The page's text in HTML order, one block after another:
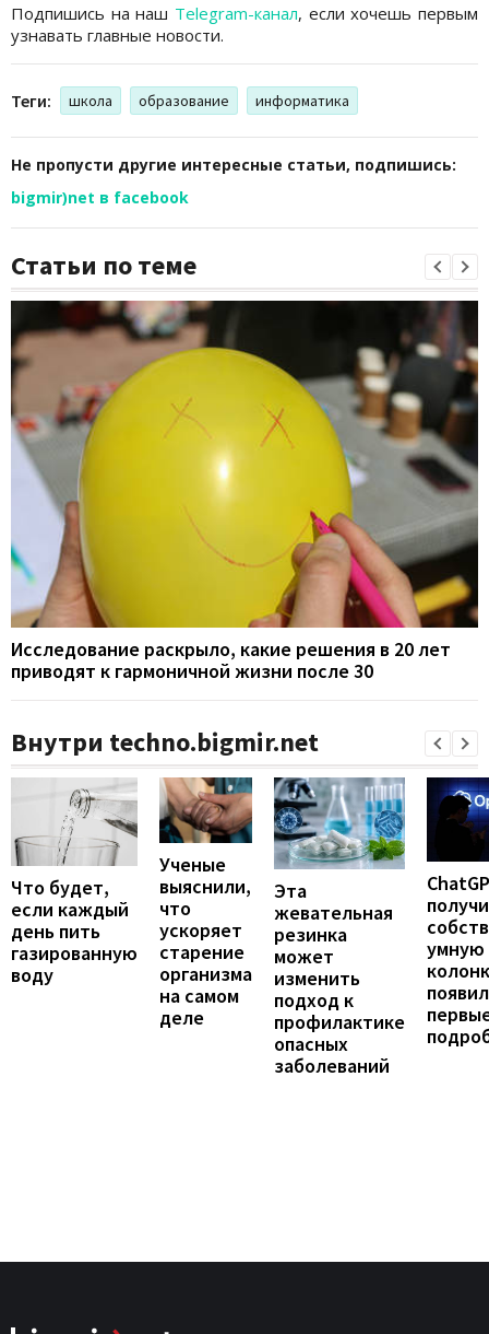
Подпишись на наш Telegram-канал, если хочешь первым
узнавать главные новости.
Теги: школа образование информатика
Не пропусти другие интересные статьи, подпишись:
bigmir)net в facebook
Статьи по теме
Исследование раскрыло, какие решения в 20 лет
приводят к гармоничной жизни после 30
Внутри techno.bigmir.net
Что будет,
если каждый
день пить
газированную
воду
Ученые
выяснили,
что
ускоряет
старение
организма
на самом
деле
Эта
жевательная
резинка
может
изменить
подход к
профилактике
опасных
заболеваний
умную